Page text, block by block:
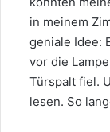
in meinem
geniale Idee:
vor die
Türspalt fiel.
lesen. So